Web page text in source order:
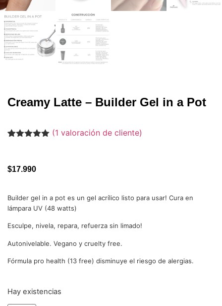
Creamy Latte – Builder Gel in a Pot
avaloración
(1 valoración de cliente)
$17.990
Builder gel in a pot es un gel acrílico listo para usar! Cura en
lámpara UV (48 watts)
Esculpe, nivela, repara, refuerza sin limado!
Autonivelable. Vegano y cruelty free.
Fórmula pro health (13 free) disminuye el riesgo de alergias.
Hay existencias